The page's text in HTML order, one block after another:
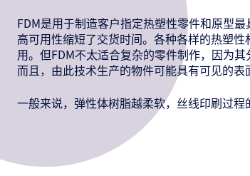
FDM是用于制造客户指定热塑性零件和原型
高可用性缩短了交货时间。各种各样的热塑
用。但FDM不太适合复杂的零件制作，因为
而且，由此技术生产的物件可能具有可见的表
一般来说，弹性体树脂越柔软，丝线印刷过程